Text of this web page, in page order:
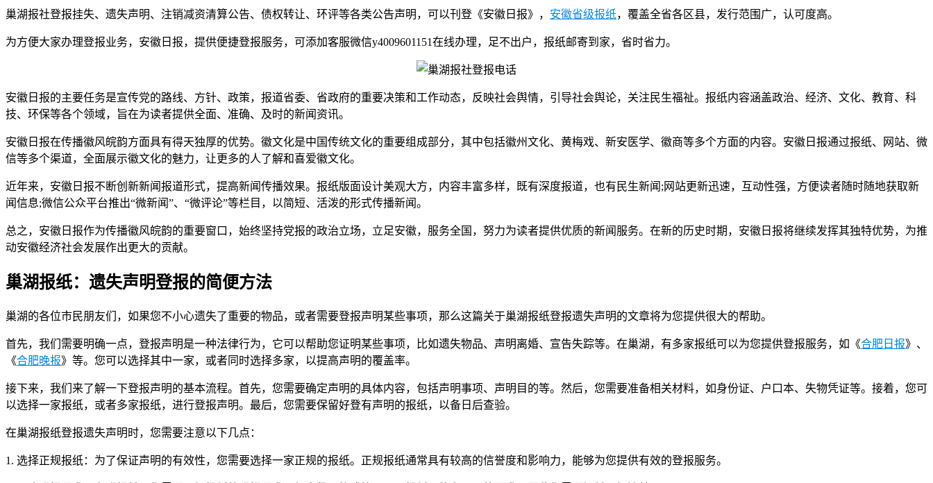
巢湖报社登报挂失、遗失声明、注销减资清算公告、债权转让、环评等各类公告声明，可以刊登《安徽日报》， 安徽省级报纸，覆盖全省各区县，发行范围广，认可度高。
为方便大家办理登报业务，安徽日报，提供便捷登报服务，可添加客服微信y4009601151在线办理，足不出户，报纸邮寄到家，省时省力。
安徽日报的主要任务是宣传党的路线、方针、政策，报道省委、省政府的重要决策和工作动态，反映社会舆情，引导社会舆论，关注民生福祉。报纸内容涵盖政治、经济、文化、教育、科
技、环保等各个领域，旨在为读者提供全面、准确、及时的新闻资讯。
安徽日报在传播徽风皖韵方面具有得天独厚的优势。徽文化是中国传统文化的重要组成部分，其中包括徽州文化、黄梅戏、新安医学、徽商等多个方面的内容。安徽日报通过报纸、网站、微
信等多个渠道，全面展示徽文化的魅力，让更多的人了解和喜爱徽文化。
近年来，安徽日报不断创新新闻报道形式，提高新闻传播效果。报纸版面设计美观大方，内容丰富多样，既有深度报道，也有民生新闻;网站更新迅速，互动性强，方便读者随时随地获取新
闻信息;微信公众平台推出“微新闻”、“微评论”等栏目，以简短、活泼的形式传播新闻。
总之，安徽日报作为传播徽风皖韵的重要窗口，始终坚持党报的政治立场，立足安徽，服务全国，努力为读者提供优质的新闻服务。在新的历史时期，安徽日报将继续发挥其独特优势，为推
动安徽经济社会发展作出更大的贡献。
巢湖报纸：遗失声明登报的简便方法
巢湖的各位市民朋友们，如果您不小心遗失了重要的物品，或者需要登报声明某些事项，那么这篇关于巢湖报纸登报遗失声明的文章将为您提供很大的帮助。
首先，我们需要明确一点，登报声明是一种法律行为，它可以帮助您证明某些事项，比如遗失物品、声明离婚、宣告失踪等。在巢湖，有多家报纸可以为您提供登报服务，如《合肥日报》、
《合肥晚报》等。您可以选择其中一家，或者同时选择多家，以提高声明的覆盖率。
接下来，我们来了解一下登报声明的基本流程。首先，您需要确定声明的具体内容，包括声明事项、声明目的等。然后，您需要准备相关材料，如身份证、户口本、失物凭证等。接着，您可
以选择一家报纸，或者多家报纸，进行登报声明。最后，您需要保留好登有声明的报纸，以备日后查验。
在巢湖报纸登报遗失声明时，您需要注意以下几点：
1. 选择正规报纸：为了保证声明的有效性，您需要选择一家正规的报纸。正规报纸通常具有较高的信誉度和影响力，能够为您提供有效的登报服务。